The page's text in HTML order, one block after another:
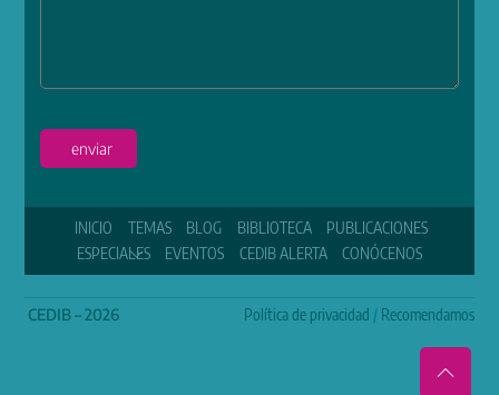
enviar
INICIO TEMAS BLOG BIBLIOTECA
PUBLICACIONES
ESPECIALES
EVENTOS CEDIB ALERTA CONÓCENOS
CEDIB – 2026 Política de privacidad / Recomendamos